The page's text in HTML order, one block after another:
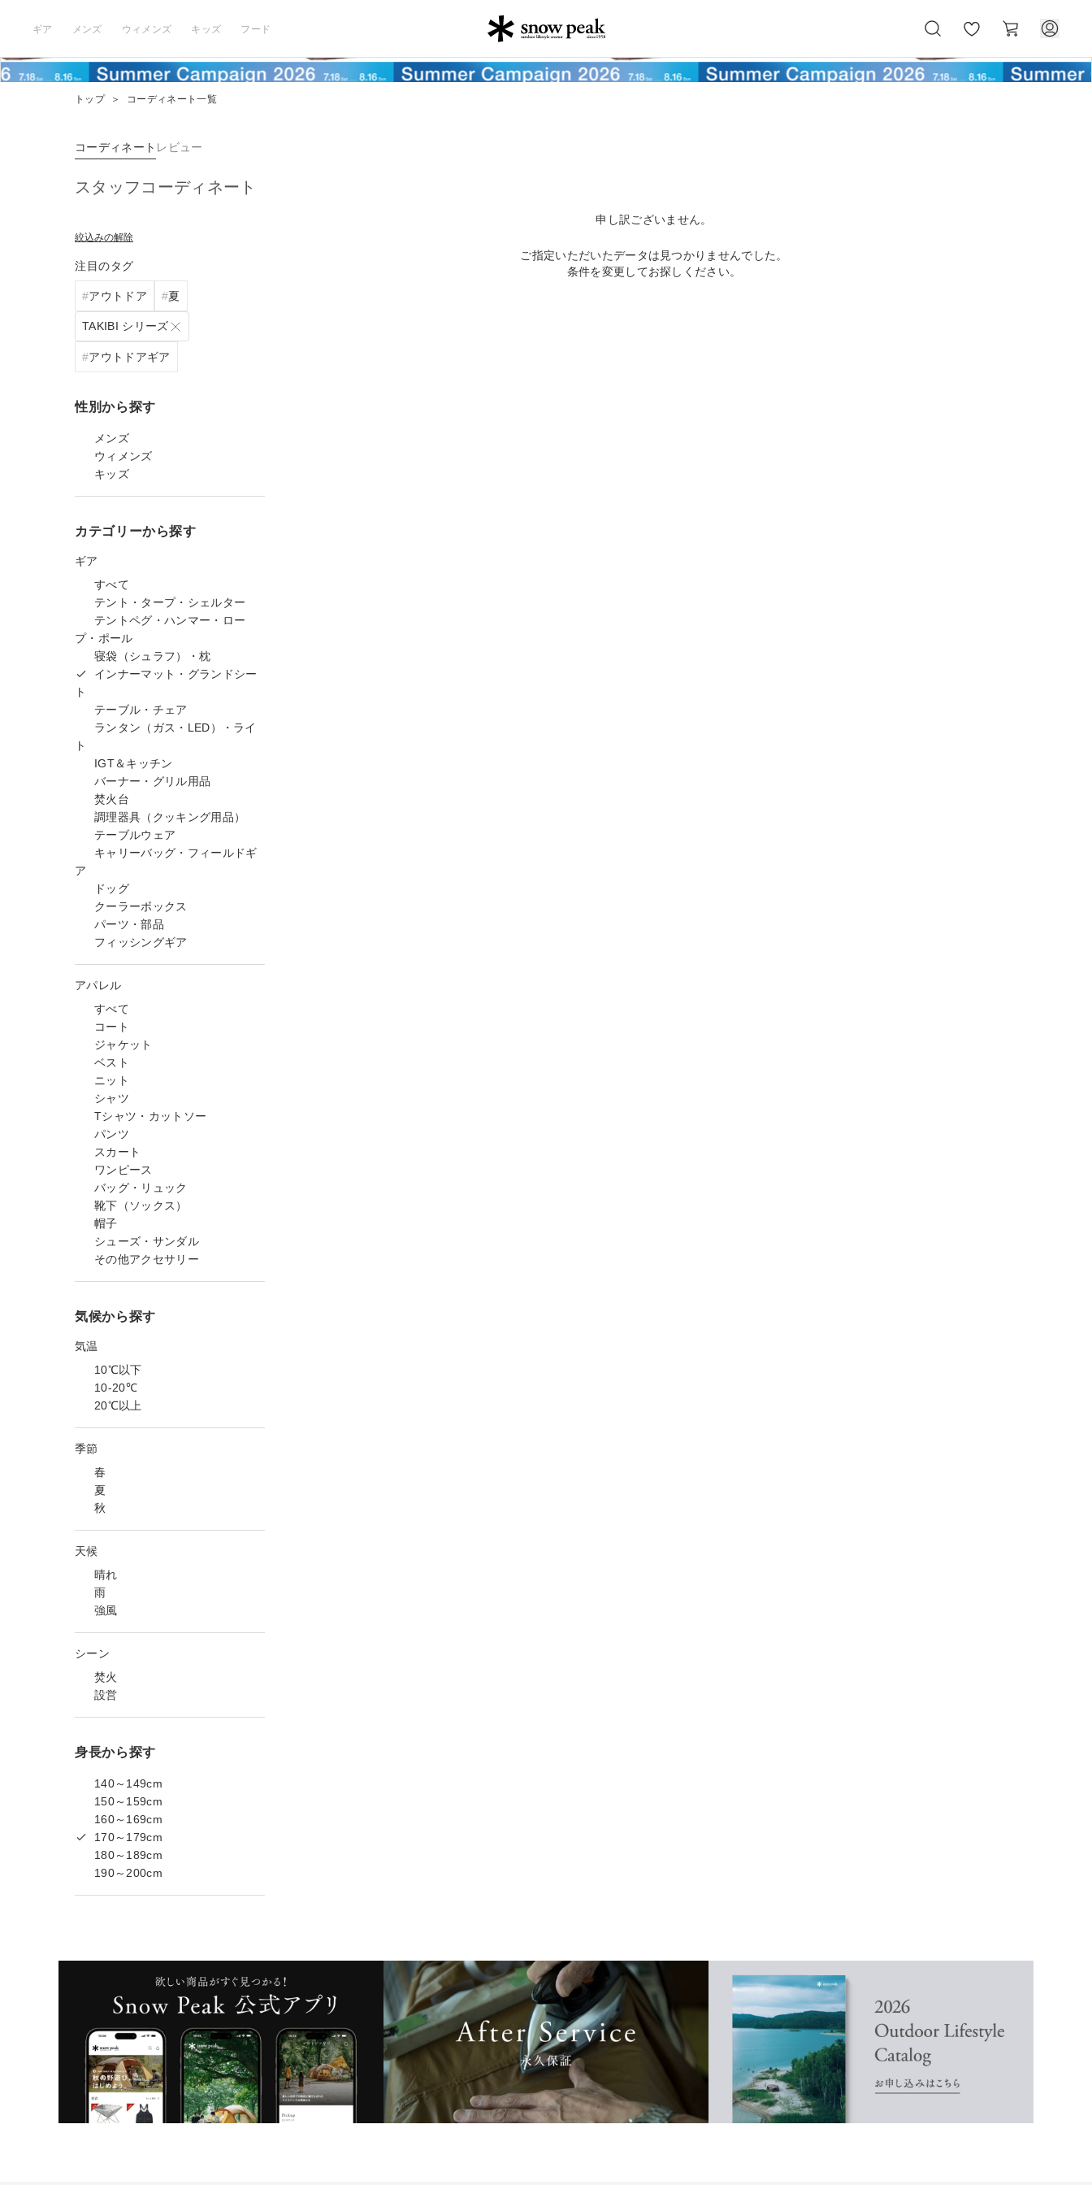
ギア メンズ ウィメンズ キッズ フード
気
に
ー
ト
トップ ＞ コーディネート一覧
コーディネート レビュー
スタッフコーディネート
絞込みの解除
注目のタグ
アウトドア 夏
TAKIBI シリーズ
アウトドアギア
性別から探す
メンズ
ウィメンズ
キッズ
カテゴリーから探す
ギア
すべて
テント・タープ・シェルター
テントペグ・ハンマー・ロー
プ・ポール
寝袋（シュラフ）・枕
インナーマット・グランドシー
ト
テーブル・チェア
ランタン（ガス・LED）・ライ
ト
IGT＆キッチン
バーナー・グリル用品
焚火台
調理器具（クッキング用品）
テーブルウェア
キャリーバッグ・フィールドギ
ア
ドッグ
クーラーボックス
パーツ・部品
フィッシングギア
アパレル
すべて
コート
ジャケット
ベスト
ニット
シャツ
Tシャツ・カットソー
パンツ
スカート
ワンピース
バッグ・リュック
靴下（ソックス）
帽子
シューズ・サンダル
その他アクセサリー
気候から探す
気温
10℃以下
10-20℃
20℃以上
季節
春
夏
秋
天候
晴れ
雨
強風
シーン
焚火
設営
身長から探す
140～149cm
150～159cm
160～169cm
170～179cm
180～189cm
190～200cm
申し訳ございません。
ご指定いただいたデータは見つかりませんでした。
条件を変更してお探しください。